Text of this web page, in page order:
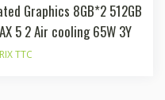
Graphics 8GB*2 512GB
5 2 Air cooling 65W 3Y
TTC